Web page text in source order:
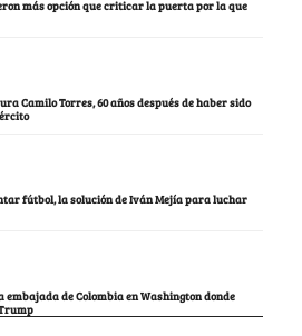
más opción que criticar la puerta por la que
Camilo Torres, 60 años después de haber sido
fútbol, la solución de Iván Mejía para luchar
embajada de Colombia en Washington donde